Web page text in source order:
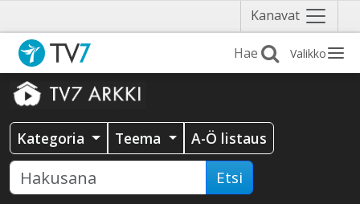
Kanavat Näytä
valikko
Valikko
Kategoria Teema A-Ö listaus
Etsi